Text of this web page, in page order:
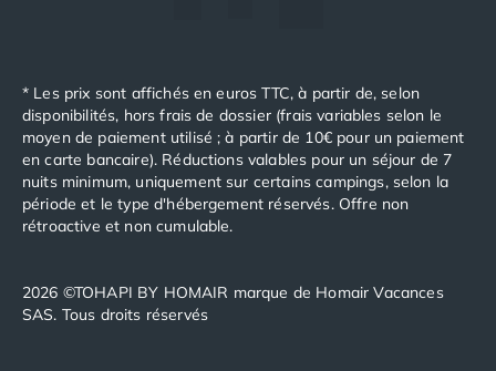
* Les prix sont affichés en euros TTC, à partir de, selon
disponibilités, hors frais de dossier (frais variables selon le
moyen de paiement utilisé ; à partir de 10€ pour un paiement
en carte bancaire). Réductions valables pour un séjour de 7
nuits minimum, uniquement sur certains campings, selon la
période et le type d'hébergement réservés. Offre non
rétroactive et non cumulable.
2026 ©TOHAPI BY HOMAIR marque de Homair Vacances
SAS. Tous droits réservés